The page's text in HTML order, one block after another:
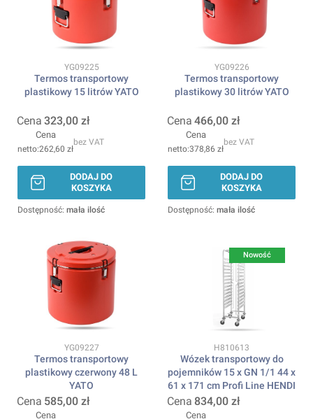
Kod produktu
YG09225
Termos transportowy
plastikowy 15 litrów YATO
Cena 323,00 zł
Cena
262,60 zł
bez VAT
DODAJ DO
KOSZYKA
Dostępność: mała ilość
Kod produktu
YG09226
Termos transportowy
plastikowy 30 litrów YATO
Cena 466,00 zł
Cena
378,86 zł
bez VAT
DODAJ DO
KOSZYKA
Dostępność: mała ilość
Kod produktu
YG09227
Termos transportowy
plastikowy czerwony 48 L
YATO
Cena 585,00 zł
Cena
Nowość
Kod produktu
H810613
Wózek transportowy do
pojemników 15 x GN 1/1 44 x
61 x 171 cm Profi Line HENDI
Cena 834,00 zł
Cena